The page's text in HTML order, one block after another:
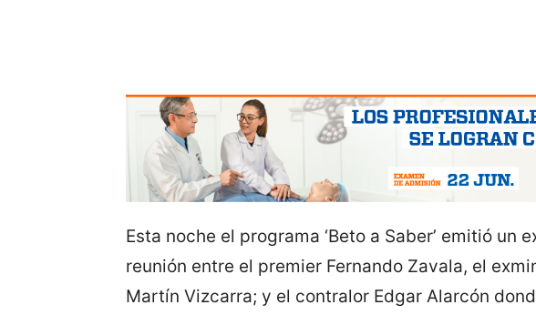
Esta noche el programa ‘Beto a Saber’ emitió un
reunión entre el premier Fernando Zavala, el
Martín Vizcarra; y el contralor Edgar Alarcón